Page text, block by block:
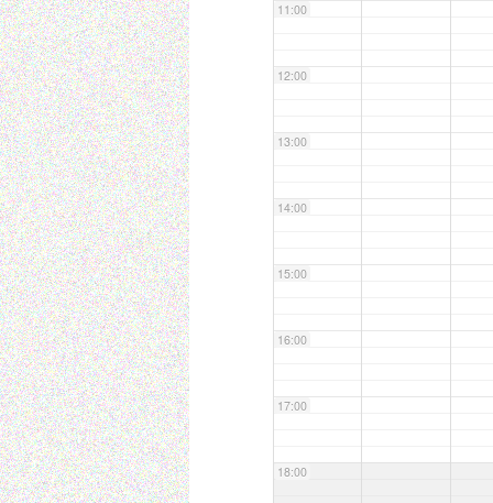
11:00
12:00
13:00
14:00
15:00
16:00
17:00
18:00